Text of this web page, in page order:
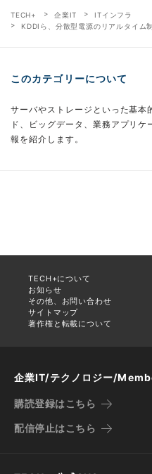
TECH+ 企業IT
ITインフラ
KDDIら、分散型電源のリアルタイム
このカテゴリーについて
サーバやストレージといった基本
ド、ビッグデータ、業務アプリ
報を紹介します。
TECH+について
お知らせ
その他、お問い合わせ
サイトマップ
著作権と転載について
企業IT/テクノロジー/
購読登録はこちら
配信停止はこちら